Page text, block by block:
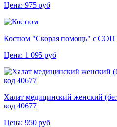
Цена: 975 руб
Костюм "Скорая помощь" с СОП
Цена: 1 095 руб
Халат медицинский женский
код 40677
Цена: 950 руб